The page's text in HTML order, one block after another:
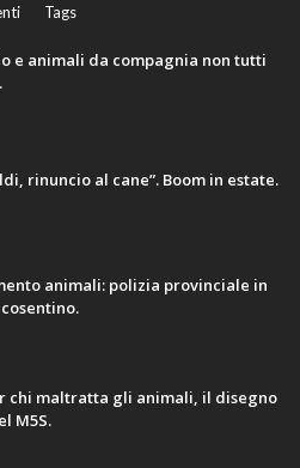
Tags
e animali da compagnia non tutti
rinuncio al cane”. Boom in estate.
animali: polizia provinciale in
chi maltratta gli animali, il disegno
M5S.